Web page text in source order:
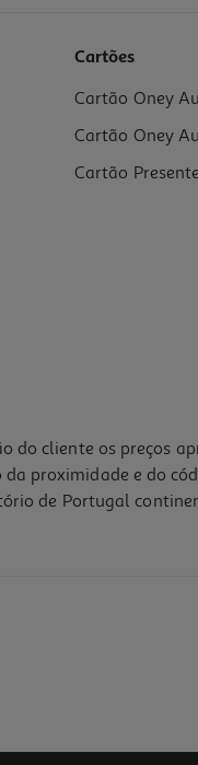
Cartões
Cartão Oney
Cartão Oney
Cartão
do cliente os preços
proximidade e do
de Portugal